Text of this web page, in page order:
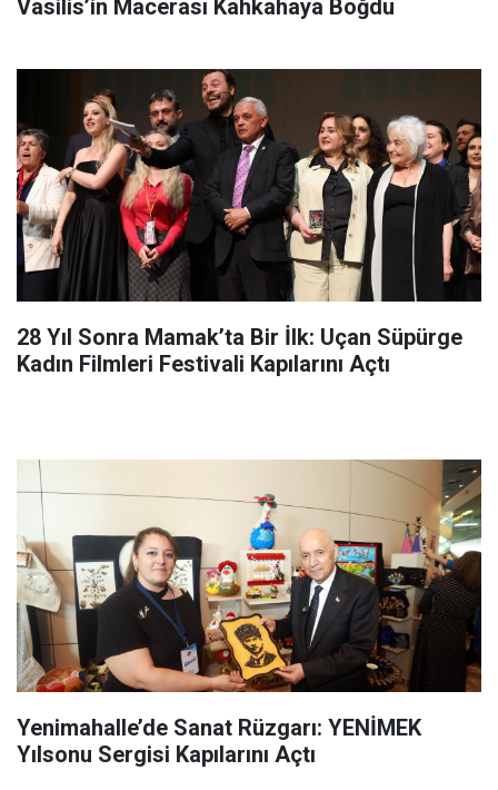
Vasilis’in Macerası Kahkahaya Boğdu
28 Yıl Sonra Mamak’ta Bir İlk: Uçan Süpürge
Kadın Filmleri Festivali Kapılarını Açtı
Yenimahalle’de Sanat Rüzgarı: YENİMEK
Yılsonu Sergisi Kapılarını Açtı